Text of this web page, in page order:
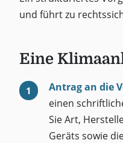
und führt zu
Eine
Antrag an die
einen
Sie Art,
Geräts sowie